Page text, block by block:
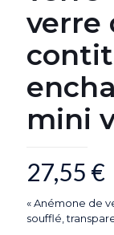
verre
mini
27,55 €
« Anémone de
soufflé,